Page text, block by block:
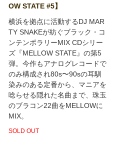
OW STATE #5】
横浜を拠点に活動するDJ MAR
TY SNAKEが紡ぐブラック・コ
ンテンポラリーMIX CDシリー
ズ『MELLOW STATE』の第5
弾。今作もアナログレコードで
のみ構成され80s〜90sの耳馴
染みのある定番から、マニアを
唸らせる隠れた名曲まで、珠玉
のブラコン22曲をMELLOWに
MIX。
SOLD OUT